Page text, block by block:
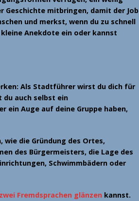
Geschichte mitbringen, damit der Job
und merkst, wenn du zu schnell
Anekdote ein oder kannst
Als Stadtführer wirst du dich für
du auch selbst ein
ein Auge auf deine Gruppe haben,
, wie die Gründung des Ortes,
des Bürgermeisters, die Lage des
Schwimmbädern oder
Fremdsprachen glänzen kannst.